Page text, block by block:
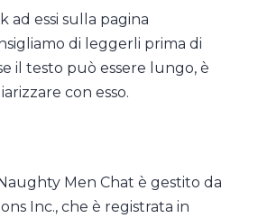
ad essi sulla pagina
di leggerli prima di
il testo può essere lungo, è
con esso.
Men Chat è gestito da
Inc., che è registrata in